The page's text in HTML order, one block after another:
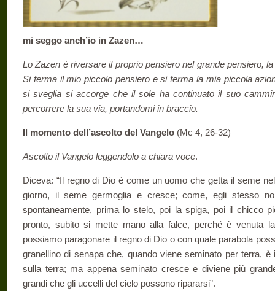
mi seggo anch’io in Zazen…
Lo Zazen è riversare il proprio pensiero nel grande pensiero,
Si ferma il mio piccolo pensiero e si ferma la mia piccola
si sveglia si accorge che il sole ha continuato il suo
percorrere la sua via, portandomi in braccio.
Il momento dell’ascolto del Vangelo (Mc 4, 26-32)
Ascolto il Vangelo leggendolo a chiara voce.
Diceva: “Il regno di Dio è come un uomo che getta il seme
giorno, il seme germoglia e cresce; come, egli stesso
spontaneamente, prima lo stelo, poi la spiga, poi il chicco
pronto, subito si mette mano alla falce, perché è venuta
possiamo paragonare il regno di Dio o con quale parabola
granellino di senapa che, quando viene seminato per terra,
sulla terra; ma appena seminato cresce e diviene più
grandi che gli uccelli del cielo possono ripararsi”.